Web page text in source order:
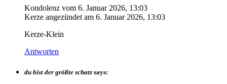
Kondolenz vom 6. Januar 2026, 13:03
Kerze angezündet am 6. Januar 2026, 13:03
Kerze-Klein
Antworten
du bist der größte schatz says: